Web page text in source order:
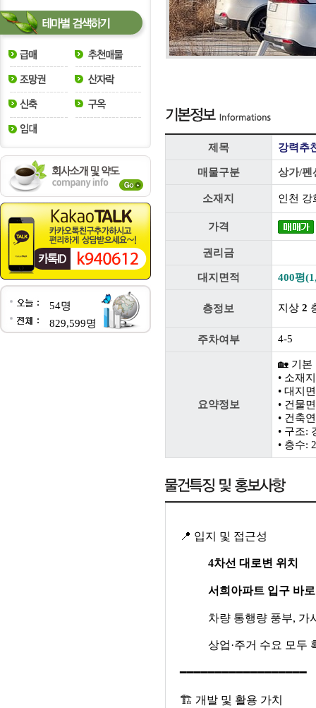
54명
829,599명
제목 강력추
매물구분 상가/펜
소재지 인천 강
가격
권리금
대지면적 400평
층정보 지상 2
주차여부 4-5
요약정보
🏡 기본
• 소재
• 대지
• 건물
• 건축
• 구조:
• 층수:
📍 입지 및 접근성
4차선 대로변 위치
서희아파트 입구 바
차량 통행량 풍부, 가
상업·주거 수요 모두
━━━━━━━━━━━━━━━━━━
🏗 개발 및 활용 가치